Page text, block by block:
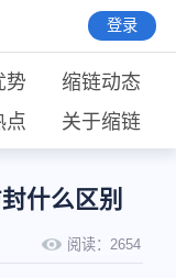
登录
势
缩链动态
点 关于缩链
什么区别
阅读： 2654